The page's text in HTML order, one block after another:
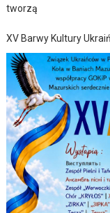
tworzą
XV Barwy Kultury